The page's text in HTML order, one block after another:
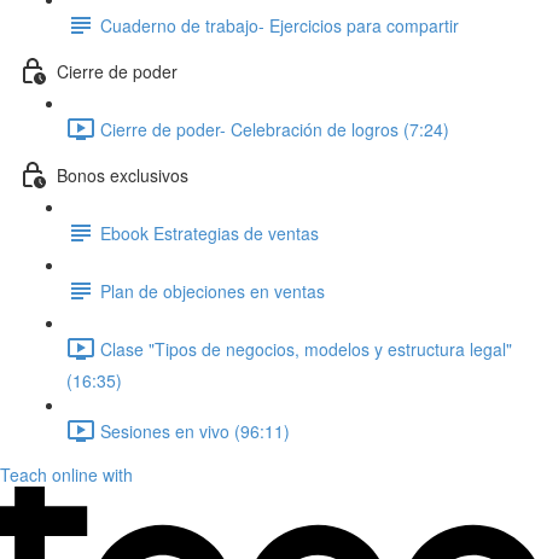
Cuaderno de trabajo- Ejercicios para compartir
Cierre de poder
Cierre de poder- Celebración de logros (7:24)
Bonos exclusivos
Ebook Estrategias de ventas
Plan de objeciones en ventas
Clase "Tipos de negocios, modelos y estructura legal"
(16:35)
Sesiones en vivo (96:11)
Teach online with